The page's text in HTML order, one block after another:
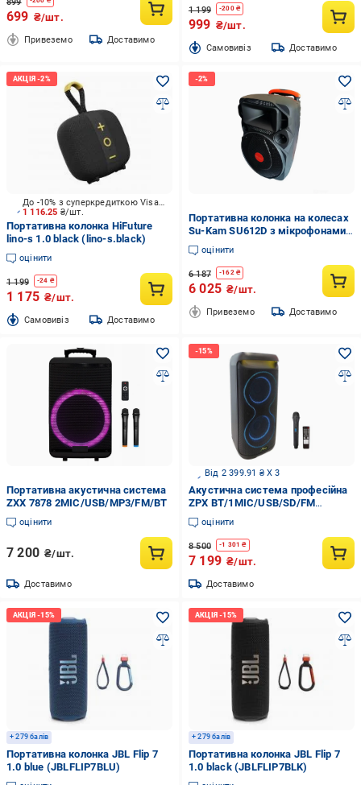
699 ₴/шт.
Привеземо Доставимо
1 199 -200₴
999 ₴/шт.
Cамовивіз Доставимо
1 116.25 ₴/шт.
До -10% з суперкредиткою Visa Вигода
Портативна колонка HiFuture
lino-s 1.0 black (lino-s.black)
оцінити
1 199 -24 ₴
1 175 ₴/шт.
Cамовивіз Доставимо
Портативна колонка на колесах
Su-Kam SU612D з мікрофонами
та пультом д/к 40 Вт Black
(10264)
оцінити
6 187 -162₴
6 025 ₴/шт.
Привеземо Доставимо
Портативна акустична система
ZXX 7878 2MIC/USB/MP3/FM/BT
оцінити
7 200 ₴/шт.
Доставимо
Від 2 399.91 ₴ X 3
Акустична система професійна
ZPX BT/1MIC/USB/SD/FM
автономна (ZPX-7791)
оцінити
8 500 -1 301 ₴
7 199 ₴/шт.
Доставимо
+ 279 балів
Портативна колонка JBL Flip 7
1.0 blue (JBLFLIP7BLU)
+ 279 балів
Портативна колонка JBL Flip 7
1.0 black (JBLFLIP7BLK)